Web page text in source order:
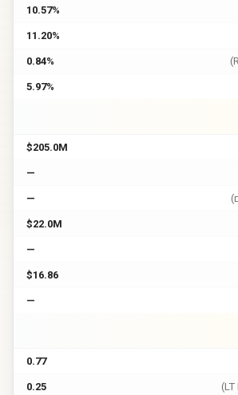
10.57%
11.20%
0.84%
5.97%
$205.0M
—
—
$22.0M
—
$16.86
—
0.77
0.25